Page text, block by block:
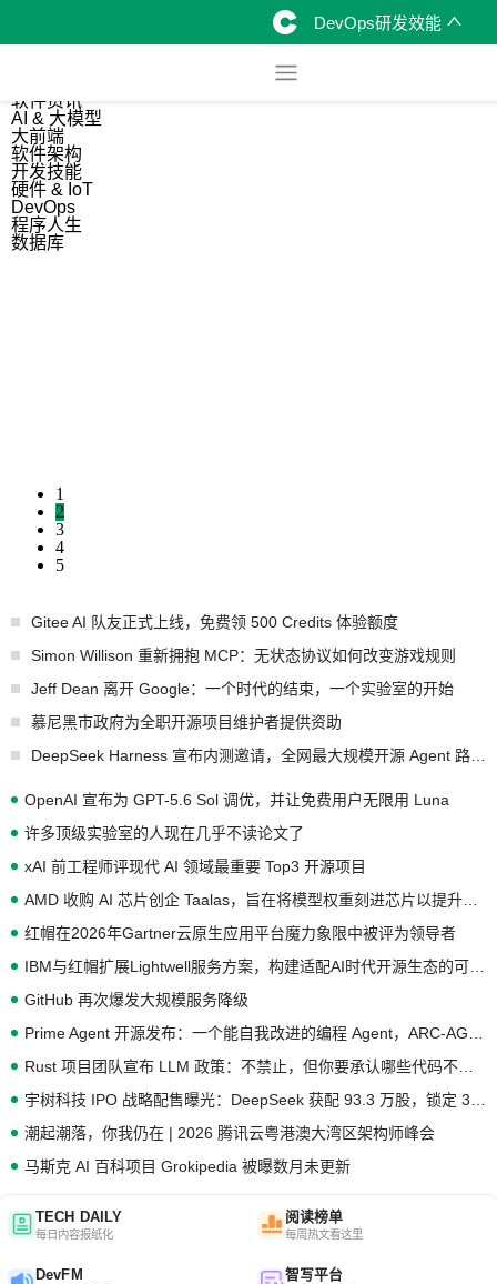
DevOps研发效能
软件资讯
AI & 大模型
大前端
软件架构
开发技能
硬件 & IoT
DevOps
程序人生
数据库
1
2
3
4
5
Gitee AI 队友正式上线，免费领 500 Credits 体验额度
Simon Willison 重新拥抱 MCP：无状态协议如何改变游戏规则
Jeff Dean 离开 Google：一个时代的结束，一个实验室的开始
慕尼黑市政府为全职开源项目维护者提供资助
OpenAI 宣布为 GPT-5.6 Sol 调优，并让免费用户无限用 Luna
许多顶级实验室的人现在几乎不读论文了
xAI 前工程师评现代 AI 领域最重要 Top3 开源项目
红帽在2026年Gartner云原生应用平台魔力象限中被评为领导者
GitHub 再次爆发大规模服务降级
潮起潮落，你我仍在 | 2026 腾讯云粤港澳大湾区架构师峰会
马斯克 AI 百科项目 Grokipedia 被曝数月未更新
TECH DAILY
每日内容报纸化
阅读榜单
每周热文看这里
DevFM 智写平台